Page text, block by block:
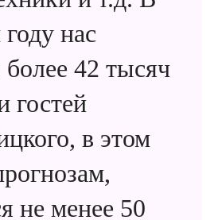
нас
более 42 тысяч
гостей
в этом
не менее 50